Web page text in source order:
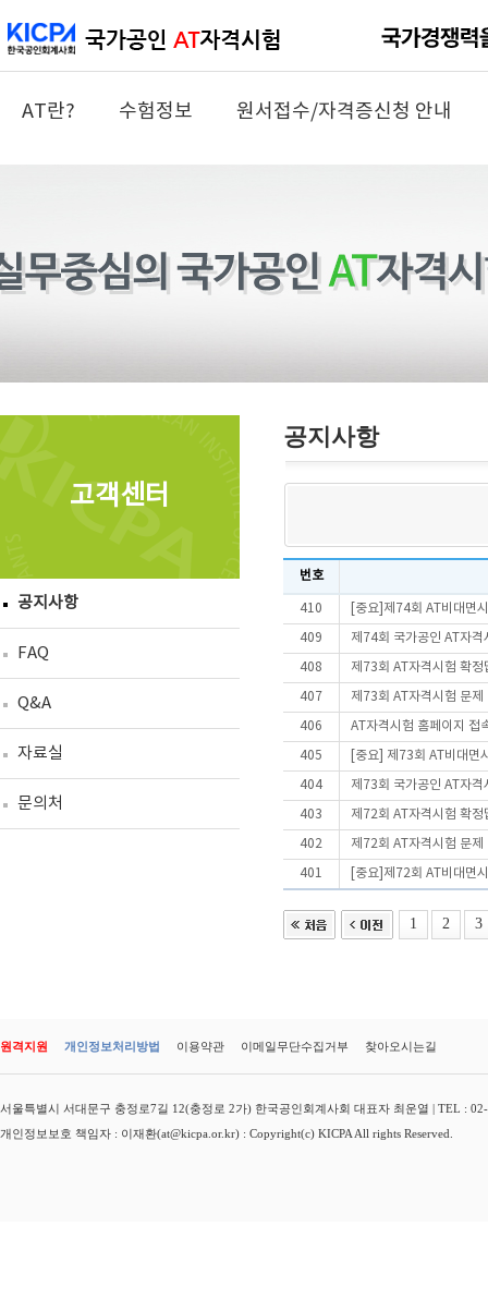
AT란? 수험정보 원서접수/자격증신청 안내
고객센터
공지사항
FAQ
Q&A
자료실
문의처
공지사항
번호
410 [중요]제74회 AT비대면
409 제74회 국가공인 AT자격
408 제73회 AT자격시험 확정
407 제73회 AT자격시험 문
406 AT자격시험 홈페이지 접
405 [중요] 제73회 AT비대면
404 제73회 국가공인 AT자격
403 제72회 AT자격시험 확정
402 제72회 AT자격시험 문
401 [중요]제72회 AT비대면
1 2 3
원격지원 개인정보처리방법 이용약관 이메일무단수집거부 찾아오시는길
서울특별시 서대문구 충정로7길 12(충정로 2가) 한국공인회계사회 대표자 최운열 | TEL :
개인정보보호 책임자 : 이재환(at@kicpa.or.kr) : Copyright(c) KICPA All rights Reserved.